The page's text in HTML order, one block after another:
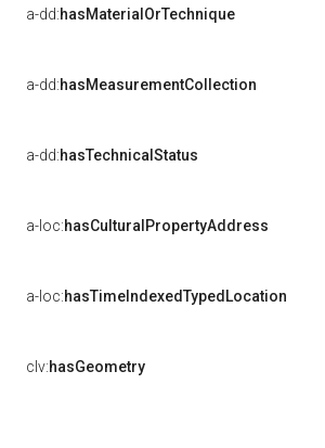
a-dd:hasMaterialOrTechnique
a-dd:hasMeasurementCollection
a-dd:hasTechnicalStatus
a-loc:hasCulturalPropertyAddress
a-loc:hasTimeIndexedTypedLocation
clv:hasGeometry